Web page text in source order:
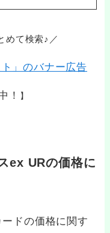
めて検索♪／
！ 】
ex URの価格に
ドの価格に関す